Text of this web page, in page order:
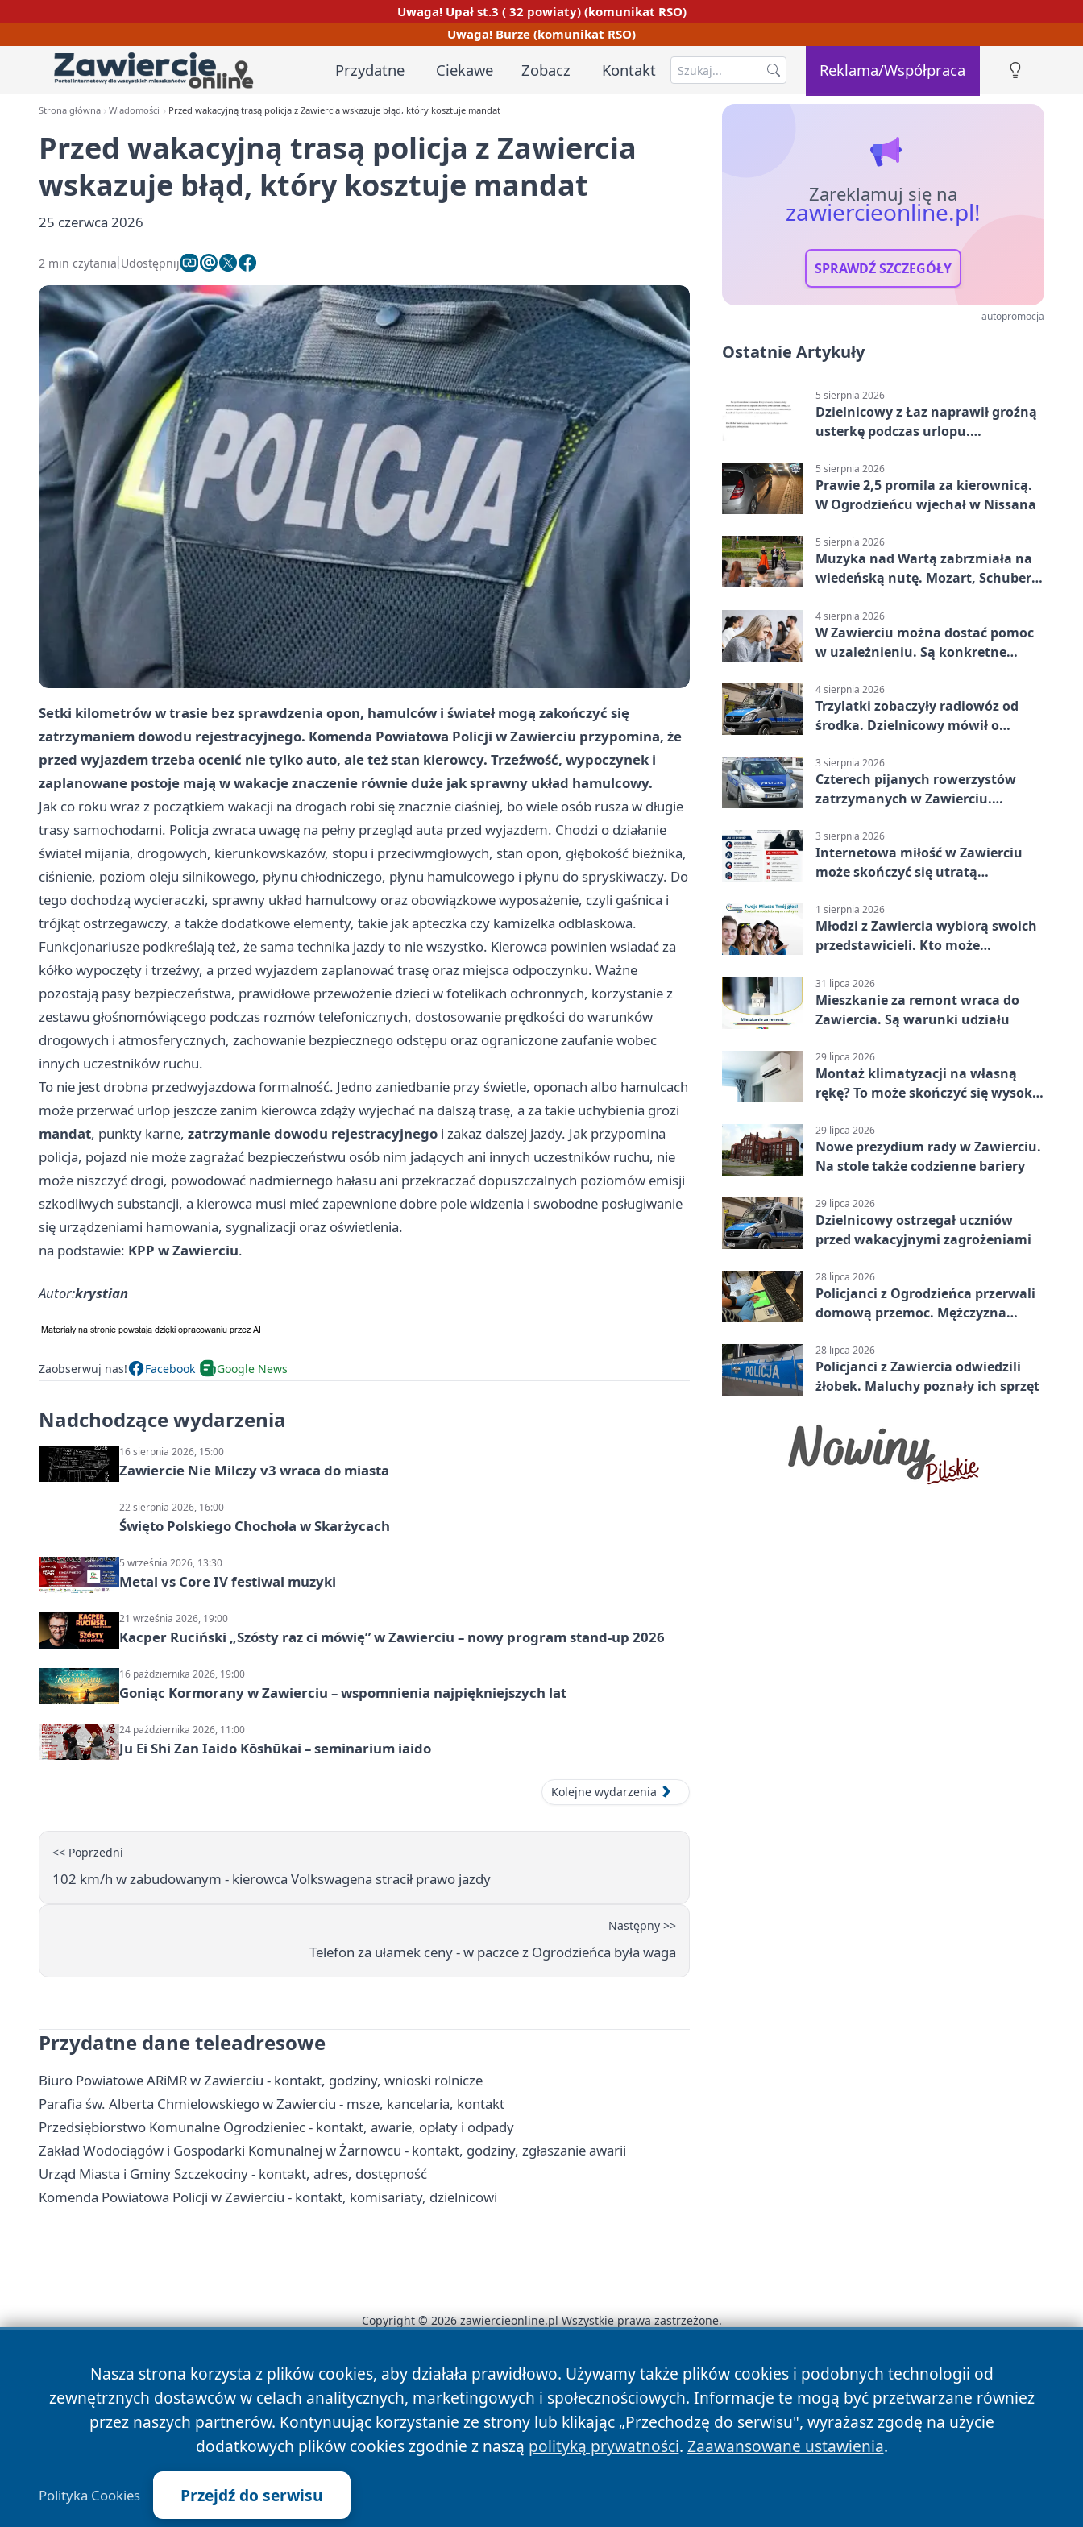
Uwaga! Upał st.3 ( 32 powiaty) (komunikat RSO)
Uwaga! Burze (komunikat RSO)
Przydatne Ciekawe Zobacz Kontakt Reklama/Współpraca
Strona główna Wiadomości Przed wakacyjną trasą policja z Zawiercia wskazuje błąd, który kosztuje mandat
Przed wakacyjną trasą policja z Zawiercia
wskazuje błąd, który kosztuje mandat
25 czerwca 2026
2 min czytania Udostępnij
Setki kilometrów w trasie bez sprawdzenia opon, hamulców i świateł mogą zakończyć się
zatrzymaniem dowodu rejestracyjnego. Komenda Powiatowa Policji w Zawierciu przypomina, że
przed wyjazdem trzeba ocenić nie tylko auto, ale też stan kierowcy. Trzeźwość, wypoczynek i
zaplanowane postoje mają w wakacje znaczenie równie duże jak sprawny układ hamulcowy.
Jak co roku wraz z początkiem wakacji na drogach robi się znacznie ciaśniej, bo wiele osób rusza w długie
trasy samochodami. Policja zwraca uwagę na pełny przegląd auta przed wyjazdem. Chodzi o działanie
świateł mijania, drogowych, kierunkowskazów, stopu i przeciwmgłowych, stan opon, głębokość bieżnika,
ciśnienie, poziom oleju silnikowego, płynu chłodniczego, płynu hamulcowego i płynu do spryskiwaczy. Do
tego dochodzą wycieraczki, sprawny układ hamulcowy oraz obowiązkowe wyposażenie, czyli gaśnica i
trójkąt ostrzegawczy, a także dodatkowe elementy, takie jak apteczka czy kamizelka odblaskowa.
Funkcjonariusze podkreślają też, że sama technika jazdy to nie wszystko. Kierowca powinien wsiadać za
kółko wypoczęty i trzeźwy, a przed wyjazdem zaplanować trasę oraz miejsca odpoczynku. Ważne
pozostają pasy bezpieczeństwa, prawidłowe przewożenie dzieci w fotelikach ochronnych, korzystanie z
zestawu głośnomówiącego podczas rozmów telefonicznych, dostosowanie prędkości do warunków
drogowych i atmosferycznych, zachowanie bezpiecznego odstępu oraz ograniczone zaufanie wobec
innych uczestników ruchu.
To nie jest drobna przedwyjazdowa formalność. Jedno zaniedbanie przy świetle, oponach albo hamulcach
może przerwać urlop jeszcze zanim kierowca zdąży wyjechać na dalszą trasę, a za takie uchybienia grozi
mandat, punkty karne, zatrzymanie dowodu rejestracyjnego i zakaz dalszej jazdy. Jak przypomina
policja, pojazd nie może zagrażać bezpieczeństwu osób nim jadących ani innych uczestników ruchu, nie
może niszczyć drogi, powodować nadmiernego hałasu ani przekraczać dopuszczalnych poziomów emisji
szkodliwych substancji, a kierowca musi mieć zapewnione dobre pole widzenia i swobodne posługiwanie
się urządzeniami hamowania, sygnalizacji oraz oświetlenia.
na podstawie: KPP w Zawierciu.
Autor:krystian
Zaobserwuj nas! Facebook Google News
Nadchodzące wydarzenia
16 sierpnia 2026, 15:00
Zawiercie Nie Milczy v3 wraca do miasta
22 sierpnia 2026, 16:00
Święto Polskiego Chochoła w Skarżycach
5 września 2026, 13:30
Metal vs Core IV festiwal muzyki
21 września 2026, 19:00
Kacper Ruciński „Szósty raz ci mówię” w Zawierciu – nowy program stand-up 2026
16 października 2026, 19:00
Goniąc Kormorany w Zawierciu – wspomnienia najpiękniejszych lat
24 października 2026, 11:00
Ju Ei Shi Zan Iaido Kōshūkai – seminarium iaido
Kolejne wydarzenia
<< Poprzedni
102 km/h w zabudowanym - kierowca Volkswagena stracił prawo jazdy
Następny >>
Telefon za ułamek ceny - w paczce z Ogrodzieńca była waga
Przydatne dane teleadresowe
Biuro Powiatowe ARiMR w Zawierciu - kontakt, godziny, wnioski rolnicze
Parafia św. Alberta Chmielowskiego w Zawierciu - msze, kancelaria, kontakt
Przedsiębiorstwo Komunalne Ogrodzieniec - kontakt, awarie, opłaty i odpady
Zakład Wodociągów i Gospodarki Komunalnej w Żarnowcu - kontakt, godziny, zgłaszanie awarii
Urząd Miasta i Gminy Szczekociny - kontakt, adres, dostępność
Komenda Powiatowa Policji w Zawierciu - kontakt, komisariaty, dzielnicowi
Zareklamuj się na
zawiercieonline.pl!
SPRAWDŹ SZCZEGÓŁY
autopromocja
Ostatnie Artykuły
5 sierpnia 2026
Dzielnicowy z Łaz naprawił groźną
usterkę podczas urlopu.
5 sierpnia 2026
Prawie 2,5 promila za kierownicą.
W Ogrodzieńcu wjechał w Nissana
5 sierpnia 2026
Muzyka nad Wartą zabrzmiała na
wiedeńską nutę. Mozart, Schubert i
4 sierpnia 2026
W Zawierciu można dostać pomoc
w uzależnieniu. Są konkretne
4 sierpnia 2026
Trzylatki zobaczyły radiowóz od
środka. Dzielnicowy mówił o
3 sierpnia 2026
Czterech pijanych rowerzystów
zatrzymanych w Zawierciu.
promila
3 sierpnia 2026
Internetowa miłość w Zawierciu
może skończyć się utratą
1 sierpnia 2026
Młodzi z Zawiercia wybiorą swoich
przedstawicieli. Kto może
31 lipca 2026
Mieszkanie za remont wraca do
Zawiercia. Są warunki udziału
29 lipca 2026
Montaż klimatyzacji na własną
rękę? To może skończyć się wysoką
29 lipca 2026
Nowe prezydium rady w Zawierciu.
Na stole także codzienne bariery
29 lipca 2026
Dzielnicowy ostrzegał uczniów
przed wakacyjnymi zagrożeniami
28 lipca 2026
Policjanci z Ogrodzieńca przerwali
domową przemoc. Mężczyzna
28 lipca 2026
Policjanci z Zawiercia odwiedzili
żłobek. Maluchy poznały ich sprzęt
Nasza strona korzysta z plików cookies, aby działała prawidłowo. Używamy także plików cookies i podobnych technologii od
zewnętrznych dostawców w celach analitycznych, marketingowych i społecznościowych. Informacje te mogą być przetwarzane również
przez naszych partnerów. Kontynuując korzystanie ze strony lub klikając „Przechodzę do serwisu", wyrażasz zgodę na użycie
dodatkowych plików cookies zgodnie z naszą polityką prywatności. Zaawansowane ustawienia.
Polityka Cookies Przejdź do serwisu
Copyright © 2026 zawiercieonline.pl Wszystkie prawa zastrzeżone.
News Autorzy Polityka Prywatności Polityka Cookies